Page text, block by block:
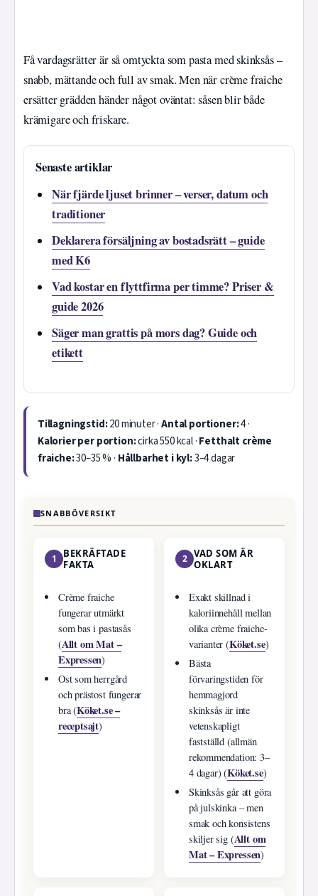
Få vardagsrätter är så omtyckta som pasta med skinksås –
snabb, mättande och full av smak. Men när crème fraiche
ersätter grädden händer något oväntat: såsen blir både
krämigare och friskare.
Senaste artiklar
När fjärde ljuset brinner – verser, datum och
traditioner
Deklarera försäljning av bostadsrätt – guide
med K6
Vad kostar en flyttfirma per timme? Priser &
guide 2026
Säger man grattis på mors dag? Guide och
etikett
Tillagningstid:20 minuter ·Antal portioner:4 ·
Kalorier per portion:cirka 550 kcal ·Fetthalt crème
fraiche:30–35 % · Hållbarhet i kyl:3–4 dagar
SNABBÖVERSIKT
1
BEKRÄFTADE
FAKTA
Crème fraiche
fungerar utmärkt
som bas i pastasås
(Allt om Mat –
Expressen)
Ost som herrgård
och prästost fungerar
bra (Köket.se –
receptsajt)
2 VAD SOM ÄR
OKLART
Exakt skillnad i
kaloriinnehåll mellan
olika crème fraiche-
varianter (Köket.se)
Bästa
förvaringstiden för
hemmagjord
skinksås är inte
vetenskapligt
fastställd (allmän
rekommendation: 3–
4 dagar) (Köket.se)
Skinksås går att göra
på julskinka – men
smak och konsistens
skiljer sig (Allt om
Mat – Expressen)